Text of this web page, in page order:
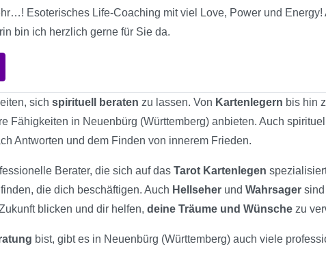
Esoterisches Life-Coaching mit viel Love, Power und Energy!
bin ich herzlich gerne für Sie da.
sich spirituell beraten zu lassen. Von Kartenlegern bis hin
Fähigkeiten in Neuenbürg (Württemberg) anbieten. Auch
Antworten und dem Finden von innerem Frieden.
Berater, die sich auf das Tarot Kartenlegen
die dich beschäftigen. Auch Hellseher und Wahrsager
blicken und dir helfen, deine Träume und Wünsche zu
bist, gibt es in Neuenbürg (Württemberg) auch viele